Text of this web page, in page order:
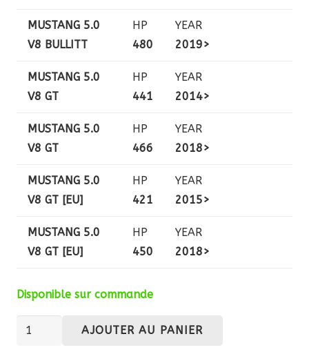
MUSTANG 5.0
V8 BULLITT
HP
480
YEAR
2019>
MUSTANG 5.0
V8 GT
HP
441
YEAR
2014>
MUSTANG 5.0
V8 GT
HP
466
YEAR
2018>
MUSTANG 5.0
V8 GT [EU]
HP
421
YEAR
2015>
MUSTANG 5.0
V8 GT [EU]
HP
450
YEAR
2018>
Disponible sur commande
quantité
AJOUTER AU PANIER